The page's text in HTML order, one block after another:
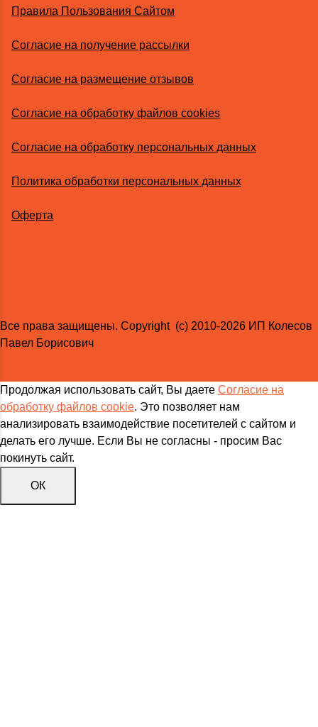
Правила Пользования Сайтом
Согласие на получение рассылки
Согласие на размещение отзывов
Согласие на обработку файлов cookies
Согласие на обработку персональных данных
Политика обработки персональных данных
Оферта
Все права защищены. Copyright (с) 2010-2026 ИП Колесов
Павел Борисович
Продолжая использовать сайт, Вы даете Согласие на
обработку файлов cookie. Это позволяет нам
анализировать взаимодействие посетителей с сайтом и
делать его лучше. Если Вы не согласны - просим Вас
покинуть сайт.
ОК